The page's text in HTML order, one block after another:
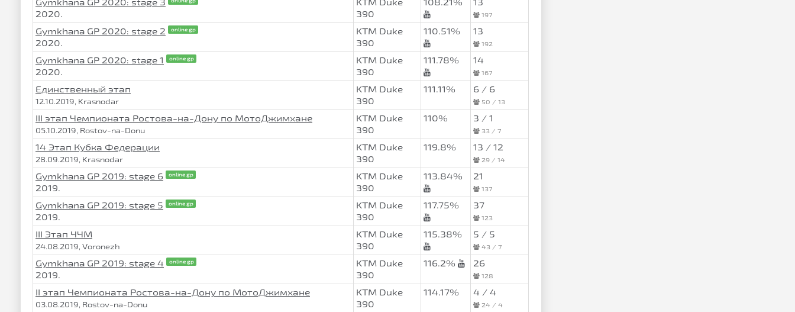
2020.
390
197
Gymkhana GP 2020: stage 2 online gp
2020.
KTM Duke
390
110.51% 13
192
Gymkhana GP 2020: stage 1 online gp
2020.
KTM Duke
390
111.78% 14
167
Единственный этап
12.10.2019, Krasnodar
KTM Duke
390
111.11% 6 / 6
50 / 13
III этап Чемпионата Ростова-на-Дону по МотоДжимхане
05.10.2019, Rostov-na-Donu
KTM Duke
390
110% 3 / 1
33 / 7
14 Этап Кубка Федерации
28.09.2019, Krasnodar
KTM Duke
390
119.8% 13 / 12
29 / 14
Gymkhana GP 2019: stage 6 online gp
2019.
KTM Duke
390
113.84% 21
137
Gymkhana GP 2019: stage 5 online gp
2019.
KTM Duke
390
117.75% 37
123
III Этап ЧЧМ
24.08.2019, Voronezh
KTM Duke
390
115.38% 5 / 5
43 / 7
Gymkhana GP 2019: stage 4 online gp
2019.
KTM Duke
390
116.2% 26
128
II этап Чемпионата Ростова-на-Дону по МотоДжимхане
03.08.2019, Rostov-na-Donu
KTM Duke
390
114.17% 4 / 4
24 / 4